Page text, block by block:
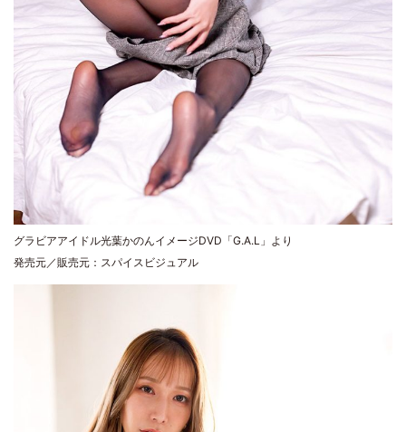
グラビアアイドル光葉かのんイメージDVD「G.A.L」より
発売元／販売元：スパイスビジュアル